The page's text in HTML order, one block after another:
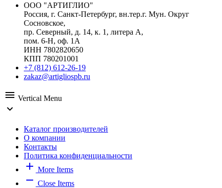
ООО "АРТИГЛИО"
Россия, г. Санкт-Петербург, вн.тер.г. Мун. Округ
Сосновское,
пр. Северный, д. 14, к. 1, литера А,
пом. 6-Н, оф. 1А
ИНН 7802820650
КПП 780201001
+7 (812) 612-26-19
zakaz@artigliospb.ru
menu Vertical Menu
expand_more
Каталог производителей
О компании
Контакты
Политика конфиденциальности
add More Items
remove Close Items